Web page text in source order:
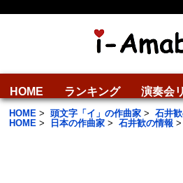
HOME ランキング 演奏会
HOME > 頭文字「イ」の作曲家 > 石井
HOME > 日本の作曲家 > 石井歓の情報 >